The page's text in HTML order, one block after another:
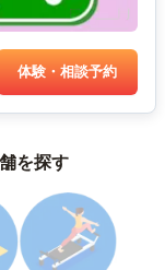
体験・相談予約
を探す